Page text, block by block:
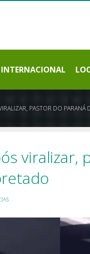
INTERNACIONAL
PASTOR DO PARANÁ
viralizar,